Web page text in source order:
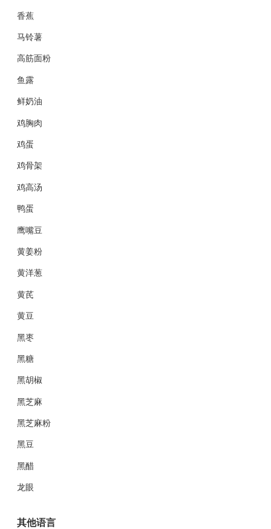
香蕉
马铃薯
高筋面粉
鱼露
鲜奶油
鸡胸肉
鸡蛋
鸡骨架
鸡高汤
鸭蛋
鹰嘴豆
黄姜粉
黄洋葱
黄芪
黄豆
黑枣
黑糖
黑胡椒
黑芝麻
黑芝麻粉
黑豆
黑醋
龙眼
其他语言